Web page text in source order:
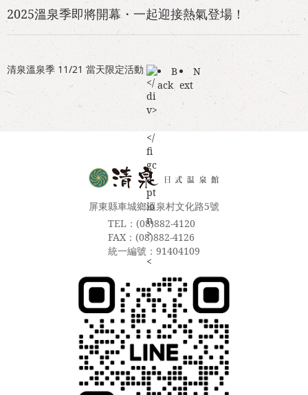
2025溫泉季即將開幕・一起迎接熱氣登場！
清泉溫泉季 11/21 當天限定活動
B
ack
N
ext
屏東縣車城鄉溫泉村文化路5號
TEL：(08)882-4120
FAX：(08)882-4126
統一編號：91404109